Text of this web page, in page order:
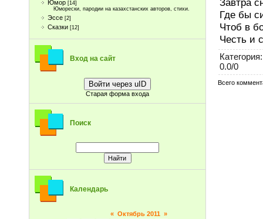
Юмор [14]
Юморески, пародии на казахстанских авторов, стихи.
Эссе [2]
Сказки [12]
Вход на сайт
Войти через uID
Старая форма входа
Поиск
Календарь
« Октябрь 2011 »
Где бы
Чтоб в
Честь и
Категория:
0.0/0
Всего